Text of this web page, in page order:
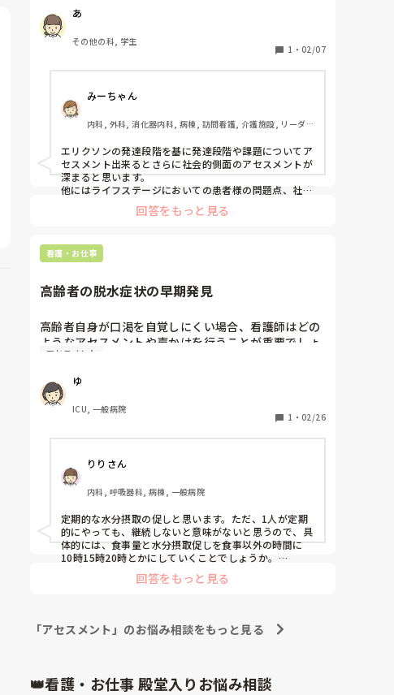
臨床だから良い、デイサービスだから悪いということは
無いと思いますよ。
護量、自宅の構造（手すりの有無など）、退院や入院
についての想いなどの情報を取りました。他に取れる
なら取ったほうがいい情報などありますか？
あ
その他の科, 学生
1 ・ 02/07
みーちゃん
内科, 外科, 消化器内科, 病棟, 訪問看護, 介護施設, リーダ
エリクソンの発達段階を基に発達段階や課題についてア
セスメント出来るとさらに社会的側面のアセスメントが
深まると思います。
他にはライフステージにおいての患者様の問題点、社会
的役割、退院後の生活、趣味などがあれば退院後どのよ
うに趣味をするかなどの情報収集をしてみてもよいかと
実習大変だと思いますが頑張ってください！
回答をもっと見る
看護・お仕事
高齢者の脱水症状の早期発見
高齢者自身が口渇を自覚しにくい場合、看護師はどの
ようなアセスメントや声かけを行うことが重要でしょ
うか。また、多職種や家族と連携しながら脱水を予
は何でしょうか。
アセスメント
ゆ
ICU, 一般病院
1 ・ 02/26
りりさん
内科, 呼吸器科, 病棟, 一般病院
定期的な水分摂取の促しと思います。ただ、1人が定期
的にやっても、継続しないと意味がないと思うので、具
体的には、食事量と水分摂取促しを食事以外の時間に
10時15時20時とかにしていくことでしょうか。
継続することができるよう、担当した看護師ができるよ
うなシステム作りが重要かと思います
回答をもっと見る
「アセスメント」のお悩み相談をもっと見る
👑看護・お仕事 殿堂入りお悩み相談